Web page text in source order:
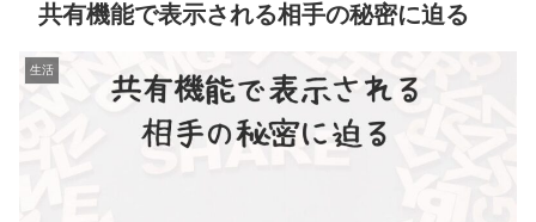
共有機能で表示される相手の秘密に迫る
生活